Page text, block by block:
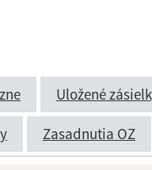
Uložené
Zasadnutia OZ